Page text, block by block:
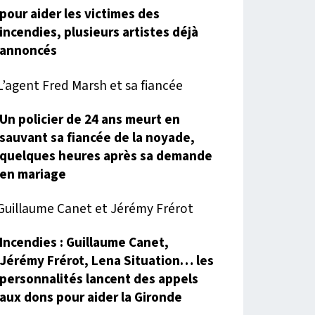
pour aider les victimes des
incendies, plusieurs artistes déjà
annoncés
Un policier de 24 ans meurt en
sauvant sa fiancée de la noyade,
quelques heures après sa demande
en mariage
Incendies : Guillaume Canet,
Jérémy Frérot, Lena Situation… les
personnalités lancent des appels
aux dons pour aider la Gironde